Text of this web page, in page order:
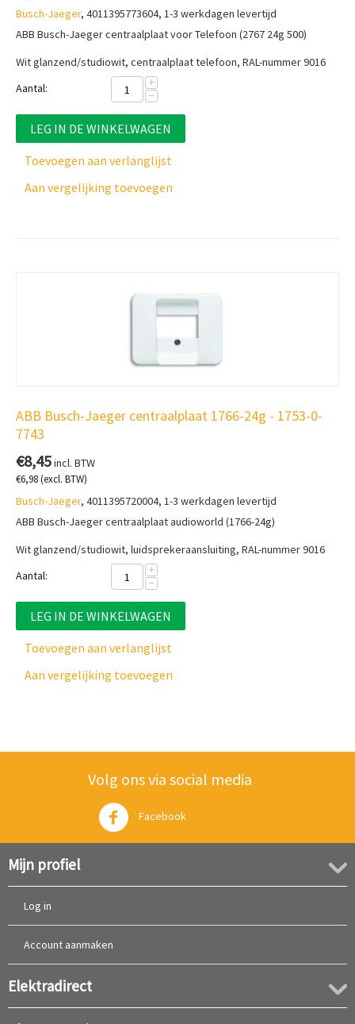
Busch-Jaeger, 4011395773604, 1-3 werkdagen levertijd
ABB Busch-Jaeger centraalplaat voor Telefoon (2767 24g 500)
Wit glanzend/studiowit, centraalplaat telefoon, RAL-nummer 9016
Aantal:
+
−
LEG IN DE WINKELWAGEN
Toevoegen aan verlanglijst
Aan vergelijking toevoegen
ABB Busch-Jaeger centraalplaat 1766-24g - 1753-0-
7743
€8,45incl. BTW
€6,98(excl. BTW)
Busch-Jaeger, 4011395720004, 1-3 werkdagen levertijd
ABB Busch-Jaeger centraalplaat audioworld (1766-24g)
Wit glanzend/studiowit, luidsprekeraansluiting, RAL-nummer 9016
Aantal:
+
−
LEG IN DE WINKELWAGEN
Toevoegen aan verlanglijst
Aan vergelijking toevoegen
Volg ons via social media
Facebook
Mijn profiel
Log in
Account aanmaken
Elektradirect